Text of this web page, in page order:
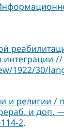
1922/30/
и религии /
и
2.